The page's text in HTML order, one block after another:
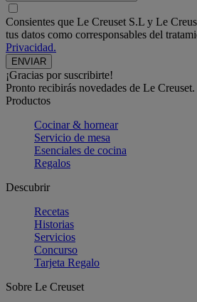
Consientes que Le Creuset S.L y Le
tus datos como corresponsables del
Privacidad.
¡Gracias por suscribirte!
Pronto recibirás novedades de Le Creuset.
Productos
Cocinar & hornear
Servicio de mesa
Esenciales de cocina
Regalos
Descubrir
Recetas
Historias
Servicios
Concurso
Tarjeta Regalo
Sobre Le Creuset